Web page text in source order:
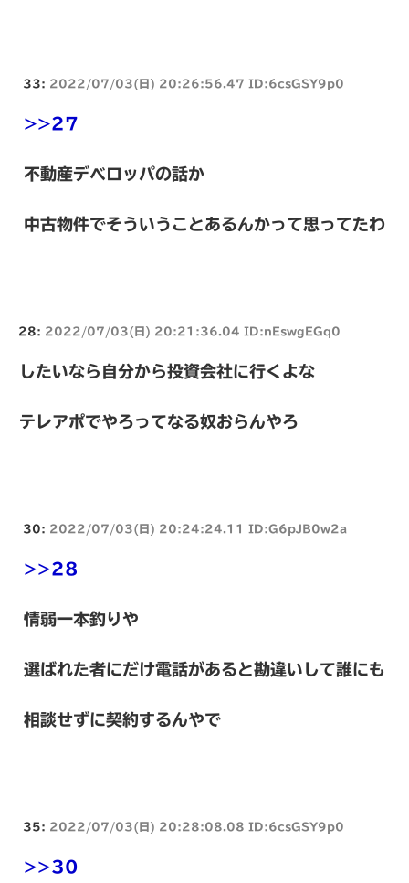
33: 2022/07/03(日) 20:26:56.47 ID:6csGSY9p0
>>27
不動産デベロッパの話か
中古物件でそういうことあるんかって思ってたわ
28: 2022/07/03(日) 20:21:36.04 ID:nEswgEGq0
したいなら自分から投資会社に行くよな
テレアポでやろってなる奴おらんやろ
30: 2022/07/03(日) 20:24:24.11 ID:G6pJB0w2a
>>28
情弱一本釣りや
選ばれた者にだけ電話があると勘違いして誰にも
相談せずに契約するんやで
35: 2022/07/03(日) 20:28:08.08 ID:6csGSY9p0
>>30